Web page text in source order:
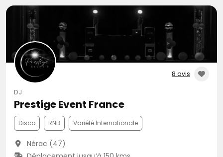
8 avis
DJ
Prestige Event France
Disco RNB Variété Internationale
Nérac (47)